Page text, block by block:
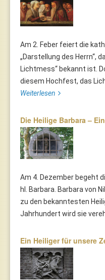
Am 2. Feber feiert die
„Darstellung des Herrn“,
Lichtmess“ bekannt ist.
diesem Hochfest, das
Weiterlesen
Die Heilige Barbara –
Am 4. Dezember begeht
hl. Barbara. Barbara von
zu den bekanntesten
Jahrhundert wird sie
Ein Heiliger für unsere